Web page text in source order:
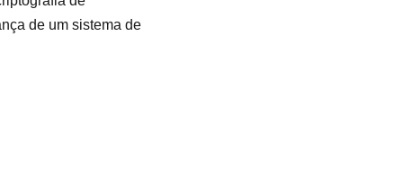
de um sistema de